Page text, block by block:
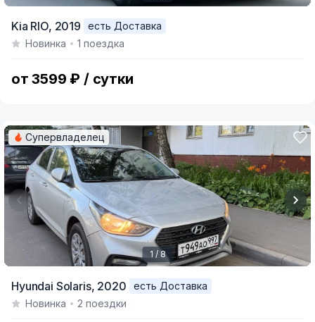
of
Kia RIO, 2019
есть Доставка
Новинка
1 поездка
от 3599 ₽ / сутки
of
Супервладелец
1 / 8
Hyundai Solaris, 2020
есть Доставка
Новинка
2 поездки